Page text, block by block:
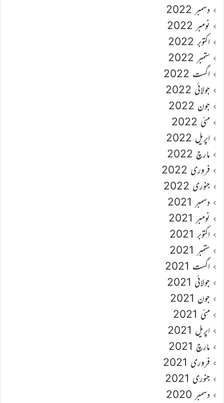
دسمبر 2022
نومبر 2022
اکتوبر 2022
ستمبر 2022
اگست 2022
جولائی 2022
جون 2022
مئی 2022
اپریل 2022
مارچ 2022
فروری 2022
جنوری 2022
دسمبر 2021
نومبر 2021
اکتوبر 2021
ستمبر 2021
اگست 2021
جولائی 2021
جون 2021
مئی 2021
اپریل 2021
مارچ 2021
فروری 2021
جنوری 2021
دسمبر 2020